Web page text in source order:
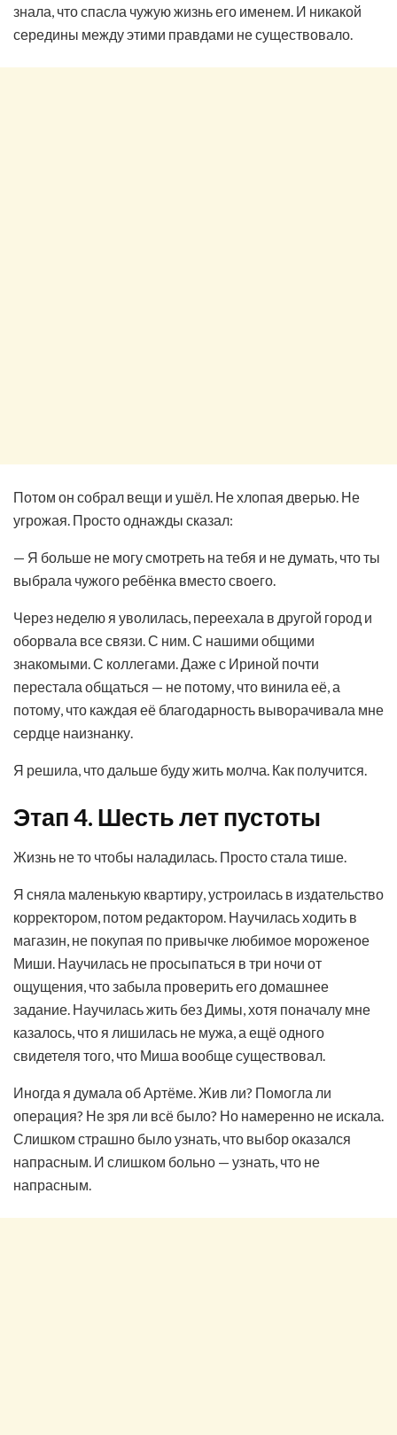
знала, что спасла чужую жизнь его именем. И никакой
середины между этими правдами не существовало.
Потом он собрал вещи и ушёл. Не хлопая дверью. Не
угрожая. Просто однажды сказал:
— Я больше не могу смотреть на тебя и не думать, что ты
выбрала чужого ребёнка вместо своего.
Через неделю я уволилась, переехала в другой город и
оборвала все связи. С ним. С нашими общими
знакомыми. С коллегами. Даже с Ириной почти
перестала общаться — не потому, что винила её, а
потому, что каждая её благодарность выворачивала мне
сердце наизнанку.
Я решила, что дальше буду жить молча. Как получится.
Этап 4. Шесть лет пустоты
Жизнь не то чтобы наладилась. Просто стала тише.
Я сняла маленькую квартиру, устроилась в издательство
корректором, потом редактором. Научилась ходить в
магазин, не покупая по привычке любимое мороженое
Миши. Научилась не просыпаться в три ночи от
ощущения, что забыла проверить его домашнее
задание. Научилась жить без Димы, хотя поначалу мне
казалось, что я лишилась не мужа, а ещё одного
свидетеля того, что Миша вообще существовал.
Иногда я думала об Артёме. Жив ли? Помогла ли
операция? Не зря ли всё было? Но намеренно не искала.
Слишком страшно было узнать, что выбор оказался
напрасным. И слишком больно — узнать, что не
напрасным.